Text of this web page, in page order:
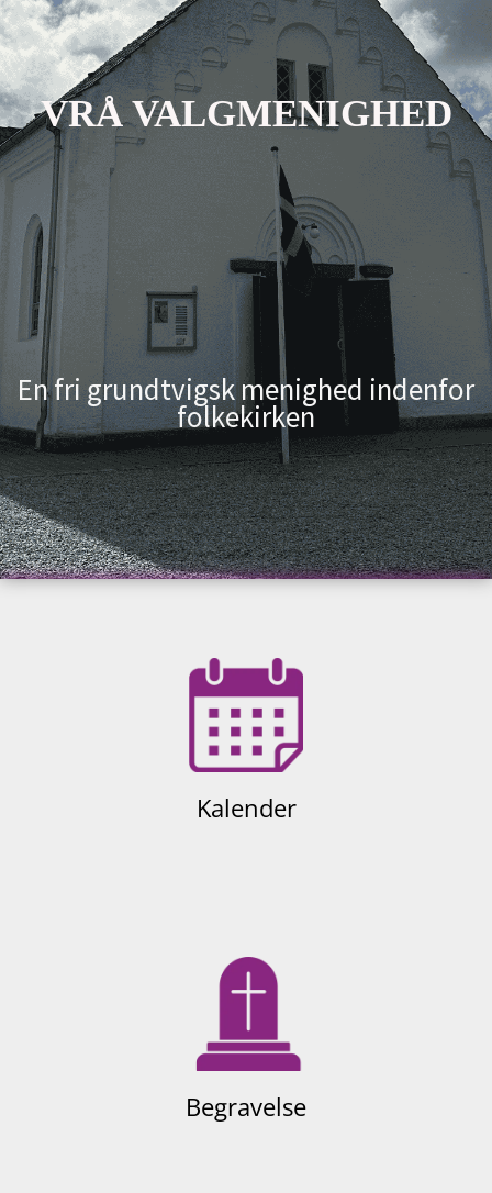
VRÅ VALGMENIGHED
En fri grundtvigsk menighed indenfor
folkekirken
Kalender
Begravelse